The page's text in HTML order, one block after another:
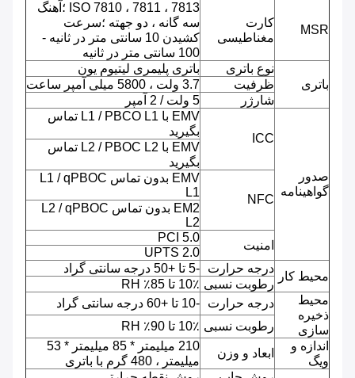
MSR
کارت
مغناطیسی
ISO 7810 ، 7811 ، 7813 ؛آهنگ
سه گانه ، دو جهته ؛سرعت
کشیدن 10 سانتی متر در ثانیه -
100 سانتی متر در ثانیه
باتری
نوع باتری
باتری پلیمری لیتیوم یون
ظرفیت
3.7 ولت ، 5800 میلی آمپر ساعت
شارژر
5 ولت / 2 آمپر
صدور
گواهینامه
ICC
EMV با L1 / PBCO L1 تماس
بگیرید
EMV با L2 / PBOC L2 تماس
بگیرید
NFC
EMV بدون تماس L1 / qPBOC
L1
EM2 بدون تماس L2 / qPBOC
L2
امنیت
PCI 5.0
UPTS 2.0
محیط کار
درجه حرارت
-5 تا +50 درجه سانتی گراد
رطوبت نسبی 10٪ تا 85٪ RH
محیط
ذخیره
سازی
درجه حرارت
-10 تا +60 درجه سانتی گراد
رطوبت نسبی 10٪ تا 90٪ RH
اندازه و
ویگ
ابعاد و وزن
210 میلیمتر * 85 میلیمتر * 53
میلیمتر ، 480 گرم با باتری